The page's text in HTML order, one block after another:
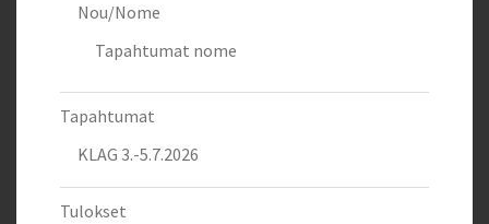
Nou/Nome
Tapahtumat nome
Tapahtumat
KLAG 3.-5.7.2026
Tulokset